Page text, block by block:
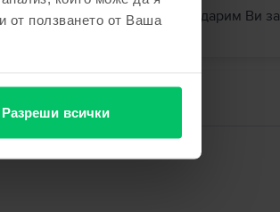
от ползването от Ваша
Разреши всички
доволни от покупката. Благодарим Ви за
добро